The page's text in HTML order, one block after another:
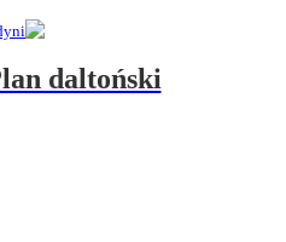
daltoński